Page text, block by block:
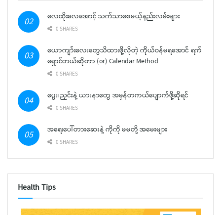
လေထိုးလေအောင့် သက်သာစေမယ့်နည်းလမ်းများ
0 SHARES
ယောကျာ်းလေးတွေသိထားဖို့လိုတဲ့ ကိုယ်ဝန်မရအောင် ရက်
ရှောင်တယ်ဆိုတာ (or) Calendar Method
0 SHARES
ပွေး၊ ညှင်းနဲ့ ယားနာတွေ အမှန်တကယ်ပျောက်ဖို့ဆိုရင်
0 SHARES
အရေးပေါ်တားဆေးနဲ့ ကိုကို မမတို့ အမေးများ
0 SHARES
Health Tips